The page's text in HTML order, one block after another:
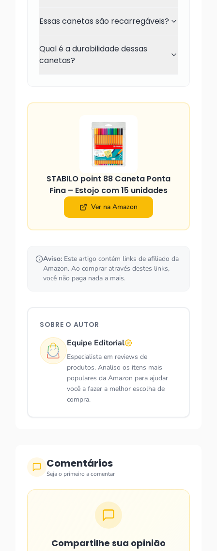
Essas canetas são recarregáveis?
Qual é a durabilidade dessas
canetas?
STABILO point 88 Caneta Ponta
Fina – Estojo com 15 unidades
Ver na Amazon
Aviso: Este artigo contém links de afiliado da
Amazon. Ao comprar através destes links,
você não paga nada a mais.
SOBRE O AUTOR
Equipe Editorial
Especialista em reviews de
produtos. Analiso os itens mais
populares da Amazon para ajudar
você a fazer a melhor escolha de
compra.
Comentários
Seja o primeiro a comentar
Compartilhe sua opinião